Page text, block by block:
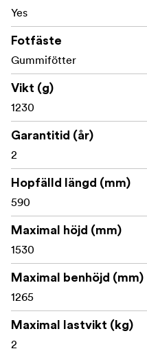
Yes
Fotfäste
Gummifötter
Vikt (g)
1230
Garantitid (år)
2
Hopfälld längd (mm)
590
Maximal höjd (mm)
1530
Maximal benhöjd (mm)
1265
Maximal lastvikt (kg)
2